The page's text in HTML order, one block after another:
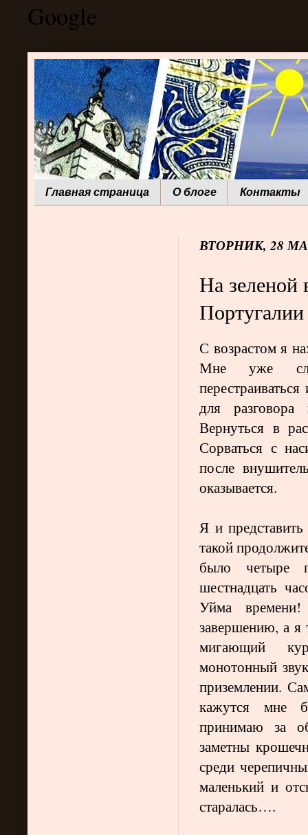
Google
Главная страница О блоге Контакты
ВТОРНИК, 28
На зеленой
С возрастом я
Мне уже
для
Вернуться в
Сорваться с
после
оказывается.
Я и
такой
было четыре
шестнадцать
Уйма
завершению, а я
мигающий
монотонный
приземлении.
кажутся мне
принимаю за
заметны
среди
маленький и
старалась….